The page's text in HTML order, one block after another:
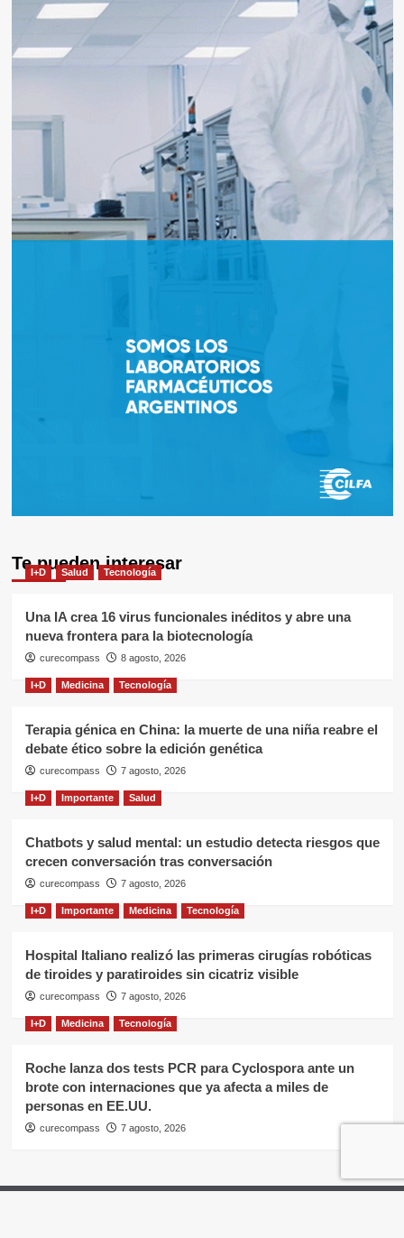
Te pueden interesar
I+D Salud Tecnología
Una IA crea 16 virus funcionales inéditos y abre una
nueva frontera para la biotecnología
curecompass 8 agosto, 2026
I+D Medicina Tecnología
Terapia génica en China: la muerte de una niña reabre el
debate ético sobre la edición genética
curecompass 7 agosto, 2026
I+D Importante Salud
Chatbots y salud mental: un estudio detecta riesgos que
crecen conversación tras conversación
curecompass 7 agosto, 2026
I+D Importante Medicina Tecnología
Hospital Italiano realizó las primeras cirugías robóticas
de tiroides y paratiroides sin cicatriz visible
curecompass 7 agosto, 2026
I+D Medicina Tecnología
Roche lanza dos tests PCR para Cyclospora ante un
brote con internaciones que ya afecta a miles de
personas en EE.UU.
curecompass 7 agosto, 2026